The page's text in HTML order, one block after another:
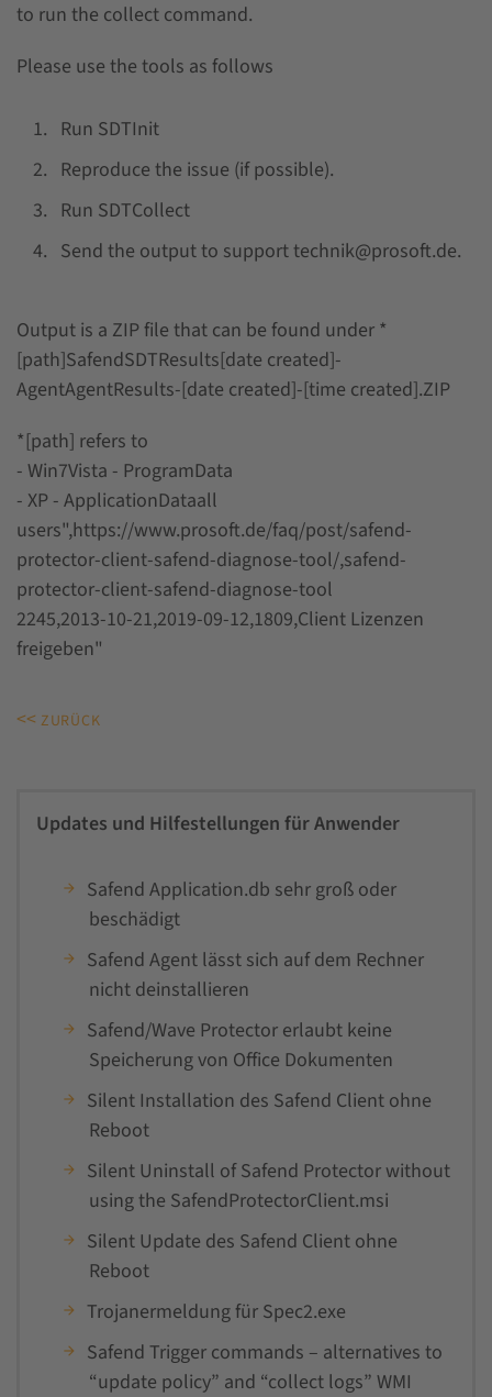
to run the collect command.
Please use the tools as follows
Run SDTInit
Reproduce the issue (if possible).
Run SDTCollect
Send the output to support technik@prosoft.de.
Output is a ZIP file that can be found under *
[path]SafendSDTResults[date created]-
AgentAgentResults-[date created]-[time created].ZIP
*[path] refers to
- Win7Vista - ProgramData
- XP - ApplicationDataall
users",https://www.prosoft.de/faq/post/safend-
protector-client-safend-diagnose-tool/,safend-
protector-client-safend-diagnose-tool
2245,2013-10-21,2019-09-12,1809,Client Lizenzen
freigeben"
<< ZURÜCK
Updates und Hilfestellungen für Anwender
Safend Application.db sehr groß oder
beschädigt
Safend Agent lässt sich auf dem Rechner
nicht deinstallieren
Safend/Wave Protector erlaubt keine
Speicherung von Office Dokumenten
Silent Installation des Safend Client ohne
Reboot
Silent Uninstall of Safend Protector without
using the SafendProtectorClient.msi
Silent Update des Safend Client ohne
Reboot
Trojanermeldung für Spec2.exe
Safend Trigger commands – alternatives to
“update policy” and “collect logs” WMI